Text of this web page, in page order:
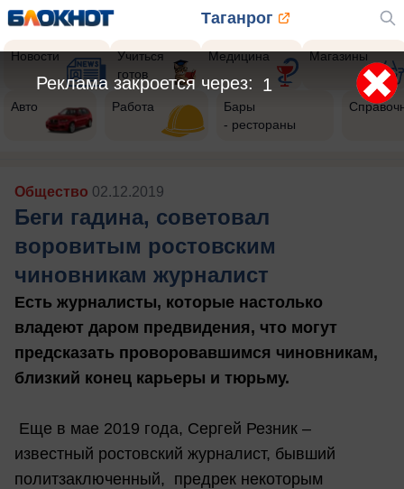
Таганрог
Новости
Учиться
готов
Медицина Магазины
Авто Работа
Бары
- рестораны
Общество 02.12.2019
Беги гадина, советовал
воровитым ростовским
чиновникам журналист
Есть журналисты, которые настолько
владеют даром предвидения, что могут
предсказать проворовавшимся чиновникам,
близкий конец карьеры и тюрьму.
Еще в мае 2019 года, Сергей Резник –
известный ростовский журналист, бывший
политзаключенный, предрек некоторым